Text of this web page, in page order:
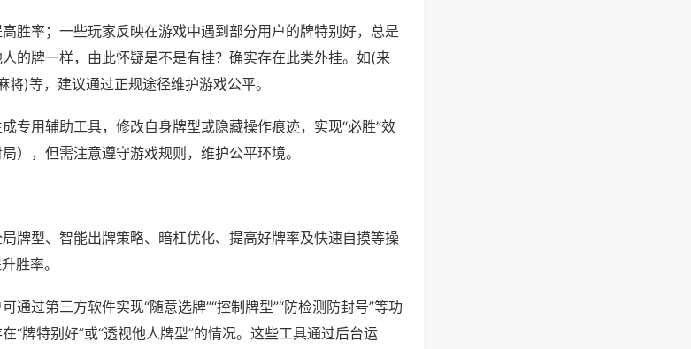
胜率；一些玩家反映在游戏中遇到部分用户的牌特别好，总是
的牌一样，由此怀疑是不是有挂？确实存在此类外挂。如(来
)等，建议通过正规途径维护游戏公平。
专用辅助工具，修改自身牌型或隐藏操作痕迹，实现“必胜”效
），但需注意遵守游戏规则，维护公平环境。
牌型、智能出牌策略、暗杠优化、提高好牌率及快速自摸等操
胜率。
通过第三方软件实现“随意选牌”“控制牌型”“防检测防封号”等功
“牌特别好”或“透视他人牌型”的情况。这些工具通过后台运